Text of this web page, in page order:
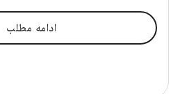
ادامه مطلب